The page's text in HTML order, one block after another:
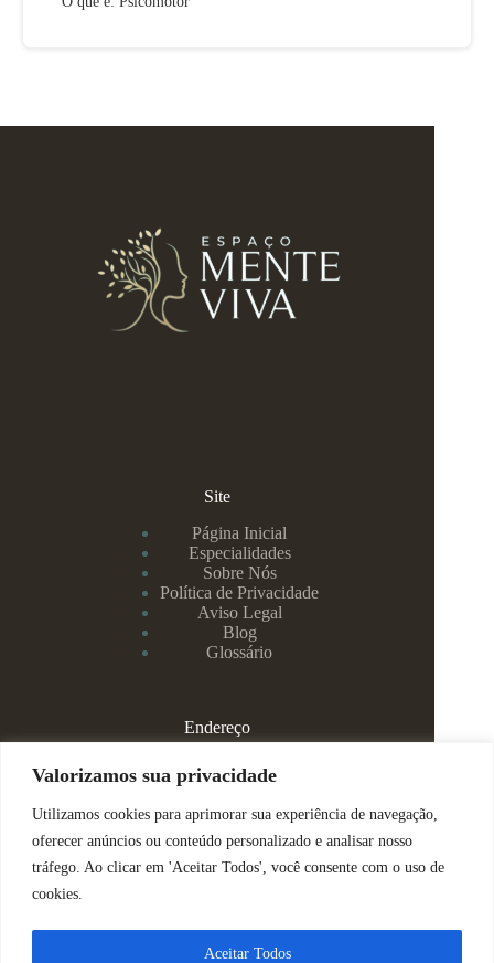
Valorizamos sua privacidade
Utilizamos cookies para aprimorar sua experiência de navegação,
oferecer anúncios ou conteúdo personalizado e analisar nosso
tráfego. Ao clicar em 'Aceitar Todos', você consente com o uso de
cookies.
Aceitar Todos
Site
Página Inicial
Especialidades
Sobre Nós
Política de Privacidade
Aviso Legal
Blog
Glossário
Endereço
Rua Rei Alberto, 108 / 705 - Centro - Juiz de Fora/MG
(32) 99829-3800 - Dra Eduarda